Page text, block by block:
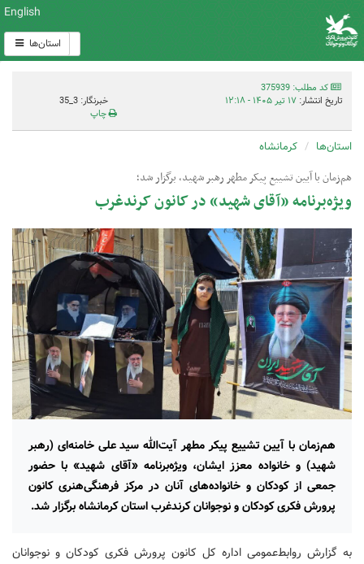
English
استان‌ها
کد مطلب: 375939
تاریخ انتشار: ۱۷ تیر ۱۴۰۵ - ۱۲:۱۸
خبرنگار: 3_35
چاپ
استان‌ها کرمانشاه
هم‌زمان با آیین تشییع پیکر مطهر رهبر شهید، برگزار شد؛
ویژه‌برنامه «آقای شهید» در کانون کرندغرب
هم‌زمان با آیین تشییع پیکر مطهر آیت‌الله سید علی خامنه‌ای (رهبر
شهید) و خانواده معزز ایشان، ویژه‌برنامه «آقای شهید» با حضور
جمعی از کودکان و خانواده‌های آنان در مرکز فرهنگی‌هنری کانون
پرورش فکری کودکان و نوجوانان کرندغرب استان کرمانشاه برگزار شد.
به گزارش روابط‌عمومی اداره کل کانون پرورش فکری کودکان و نوجوانان